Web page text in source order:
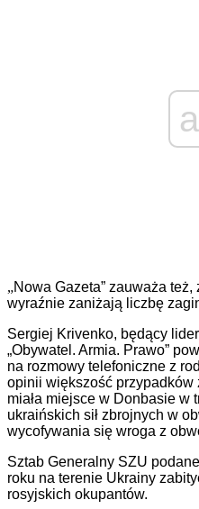
„Nowa Gazeta” zauważa też,
wyraźnie zaniżają liczbę
Sergiej Krivenko, będący l ider
„Obywatel. Armia. Prawo”
na rozmowy telefoniczne z
opinii większość przypadków
miała miejsce w Donbasie w
ukraińskich sił zbrojnych w
wycofywania się wroga z
Sztab Generalny SZU
roku na terenie Ukrainy
rosyjskich okupantów.